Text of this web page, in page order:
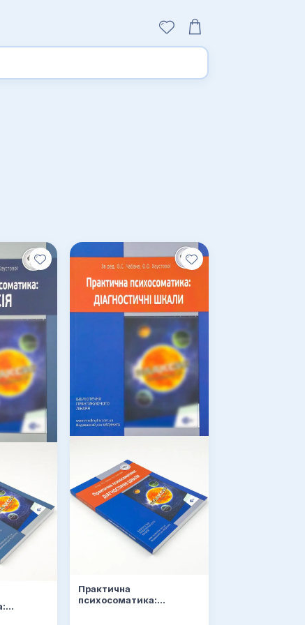
Практична
психосоматика: